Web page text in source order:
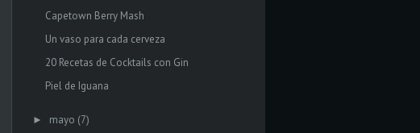
Capetown Berry Mash
Un vaso para cada cerveza
20 Recetas de Cocktails con Gin
Piel de Iguana
► mayo (7)